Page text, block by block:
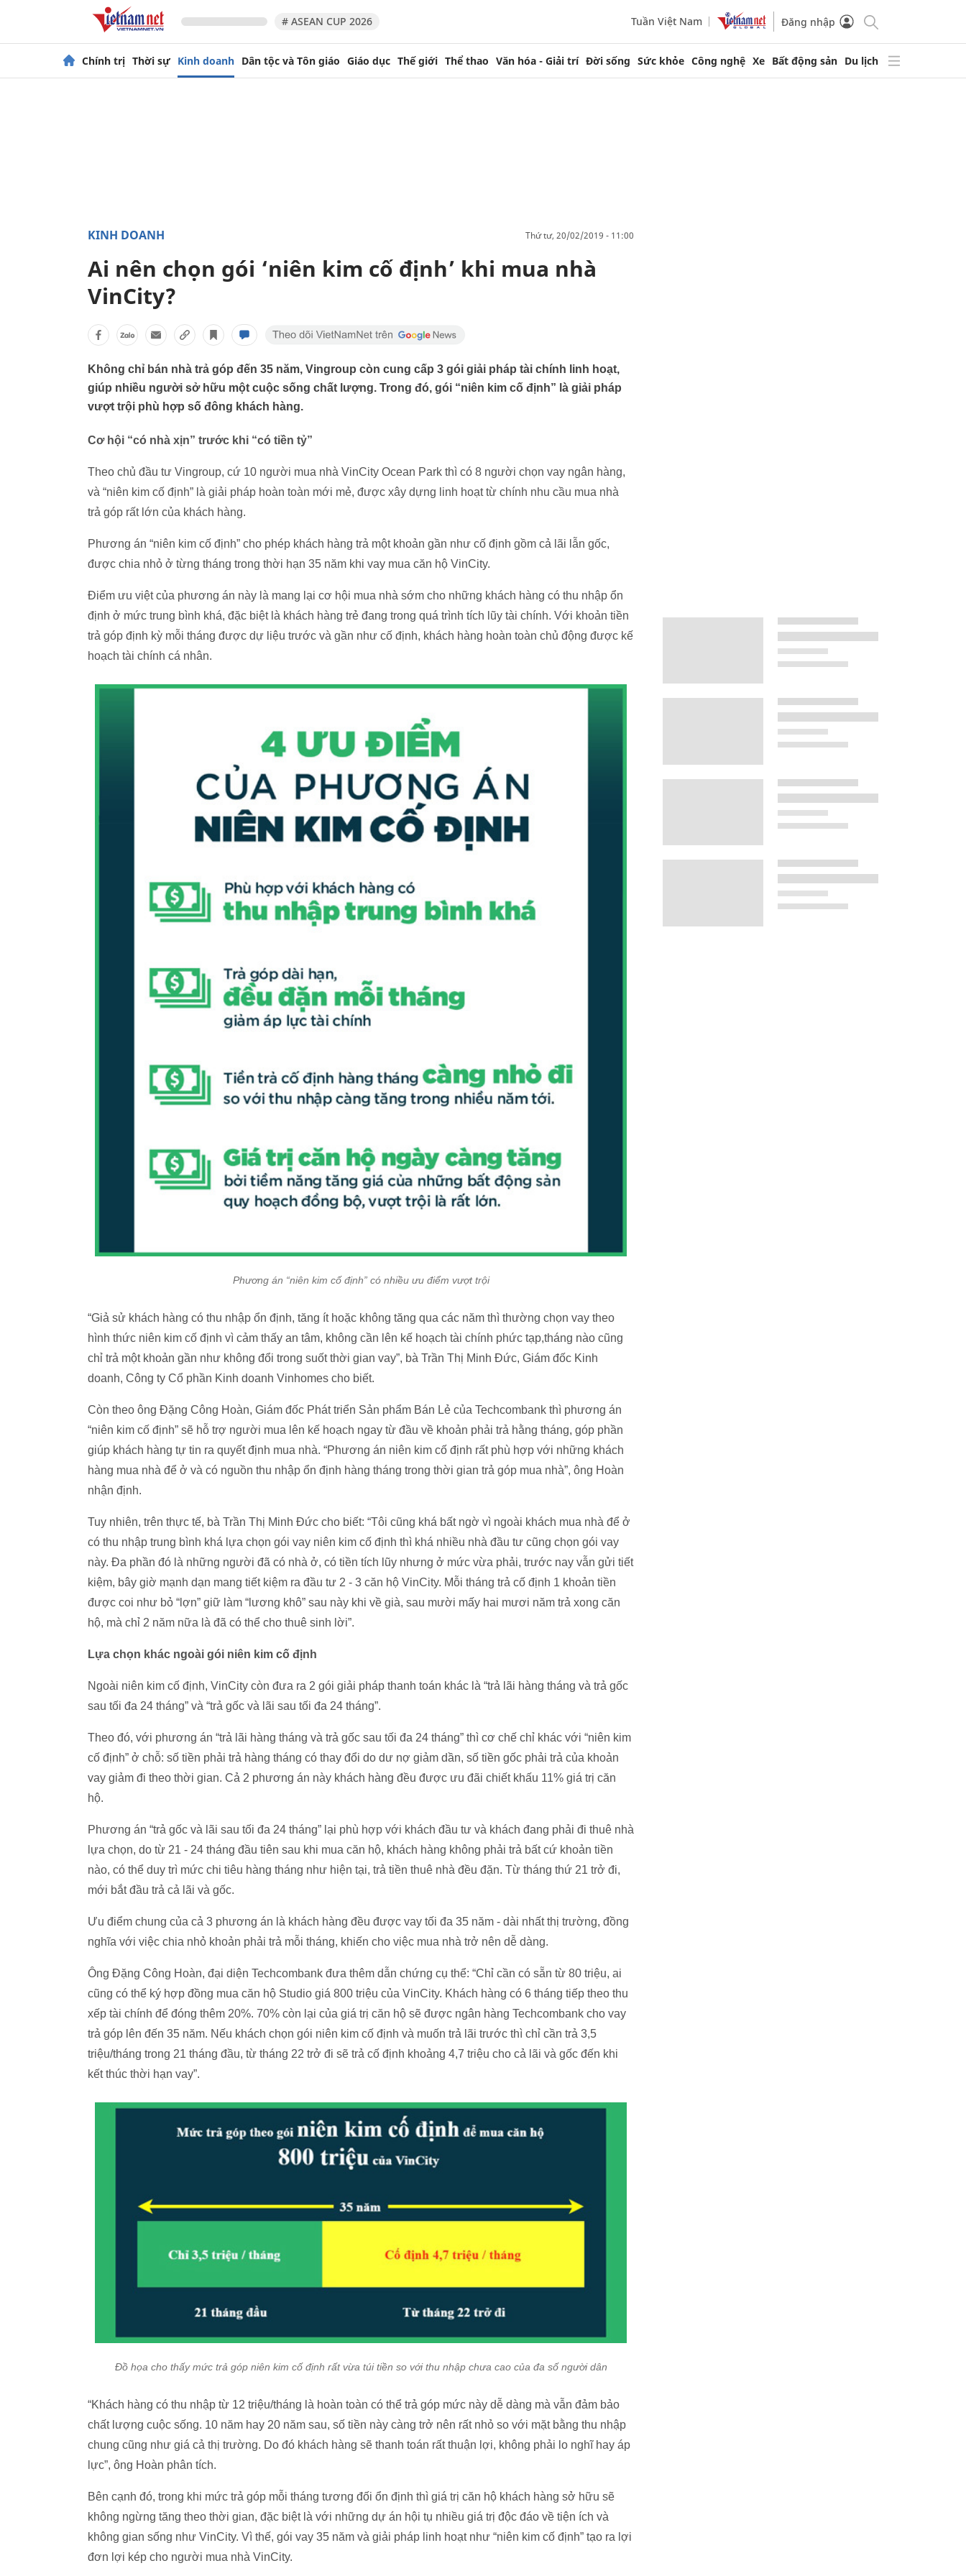
# ASEAN CUP 2026 Tuần Việt Nam Đăng nhập
Chính trị Thời sự Kinh doanh Dân tộc và Tôn giáo Giáo dục Thế giới Thể thao Văn hóa - Giải trí Đời sống Sức khỏe Công nghệ Xe Bất động sản Du lịch
KINH DOANH thứ tư, 20/02/2019 - 11:00
Ai nên chọn gói ‘niên kim cố định’ khi mua nhà
VinCity?
Không chỉ bán nhà trả góp đến 35 năm, Vingroup còn cung cấp 3 gói giải pháp tài chính linh hoạt,
giúp nhiều người sở hữu một cuộc sống chất lượng. Trong đó, gói “niên kim cố định” là giải pháp
vượt trội phù hợp số đông khách hàng.
Cơ hội “có nhà xịn” trước khi “có tiền tỷ”
Theo chủ đầu tư Vingroup, cứ 10 người mua nhà VinCity Ocean Park thì có 8 người chọn vay ngân hàng,
và “niên kim cố định” là giải pháp hoàn toàn mới mẻ, được xây dựng linh hoạt từ chính nhu cầu mua nhà
trả góp rất lớn của khách hàng.
Phương án “niên kim cố định” cho phép khách hàng trả một khoản gần như cố định gồm cả lãi lẫn gốc,
được chia nhỏ ở từng tháng trong thời hạn 35 năm khi vay mua căn hộ VinCity.
Điểm ưu việt của phương án này là mang lại cơ hội mua nhà sớm cho những khách hàng có thu nhập ổn
định ở mức trung bình khá, đặc biệt là khách hàng trẻ đang trong quá trình tích lũy tài chính. Với khoản tiền
trả góp định kỳ mỗi tháng được dự liệu trước và gần như cố định, khách hàng hoàn toàn chủ động được kế
hoạch tài chính cá nhân.
Phương án “niên kim cố định” có nhiều ưu điểm vượt trội
“Giả sử khách hàng có thu nhập ổn định, tăng ít hoặc không tăng qua các năm thì thường chọn vay theo
hình thức niên kim cố định vì cảm thấy an tâm, không cần lên kế hoạch tài chính phức tạp,tháng nào cũng
chỉ trả một khoản gần như không đổi trong suốt thời gian vay”, bà Trần Thị Minh Đức, Giám đốc Kinh
doanh, Công ty Cổ phần Kinh doanh Vinhomes cho biết.
Còn theo ông Đặng Công Hoàn, Giám đốc Phát triển Sản phẩm Bán Lẻ của Techcombank thì phương án
“niên kim cố định” sẽ hỗ trợ người mua lên kế hoạch ngay từ đầu về khoản phải trả hằng tháng, góp phần
giúp khách hàng tự tin ra quyết định mua nhà. “Phương án niên kim cố định rất phù hợp với những khách
hàng mua nhà để ở và có nguồn thu nhập ổn định hàng tháng trong thời gian trả góp mua nhà”, ông Hoàn
nhận định.
Tuy nhiên, trên thực tế, bà Trần Thị Minh Đức cho biết: “Tôi cũng khá bất ngờ vì ngoài khách mua nhà để ở
có thu nhập trung bình khá lựa chọn gói vay niên kim cố định thì khá nhiều nhà đầu tư cũng chọn gói vay
này. Đa phần đó là những người đã có nhà ở, có tiền tích lũy nhưng ở mức vừa phải, trước nay vẫn gửi tiết
kiệm, bây giờ mạnh dạn mang tiết kiệm ra đầu tư 2 - 3 căn hộ VinCity. Mỗi tháng trả cố định 1 khoản tiền
được coi như bỏ “lợn” giữ làm “lương khô” sau này khi về già, sau mười mấy hai mươi năm trả xong căn
hộ, mà chỉ 2 năm nữa là đã có thể cho thuê sinh lời”.
Lựa chọn khác ngoài gói niên kim cố định
Ngoài niên kim cố định, VinCity còn đưa ra 2 gói giải pháp thanh toán khác là “trả lãi hàng tháng và trả gốc
sau tối đa 24 tháng” và “trả gốc và lãi sau tối đa 24 tháng”.
Theo đó, với phương án “trả lãi hàng tháng và trả gốc sau tối đa 24 tháng” thì cơ chế chỉ khác với “niên kim
cố định” ở chỗ: số tiền phải trả hàng tháng có thay đổi do dư nợ giảm dần, số tiền gốc phải trả của khoản
vay giảm đi theo thời gian. Cả 2 phương án này khách hàng đều được ưu đãi chiết khấu 11% giá trị căn
hộ.
Phương án “trả gốc và lãi sau tối đa 24 tháng” lại phù hợp với khách đầu tư và khách đang phải đi thuê nhà
lựa chọn, do từ 21 - 24 tháng đầu tiên sau khi mua căn hộ, khách hàng không phải trả bất cứ khoản tiền
nào, có thể duy trì mức chi tiêu hàng tháng như hiện tại, trả tiền thuê nhà đều đặn. Từ tháng thứ 21 trở đi,
mới bắt đầu trả cả lãi và gốc.
Ưu điểm chung của cả 3 phương án là khách hàng đều được vay tối đa 35 năm - dài nhất thị trường, đồng
nghĩa với việc chia nhỏ khoản phải trả mỗi tháng, khiến cho việc mua nhà trở nên dễ dàng.
Ông Đặng Công Hoàn, đại diện Techcombank đưa thêm dẫn chứng cụ thể: “Chỉ cần có sẵn từ 80 triệu, ai
cũng có thể ký hợp đồng mua căn hộ Studio giá 800 triệu của VinCity. Khách hàng có 6 tháng tiếp theo thu
xếp tài chính để đóng thêm 20%. 70% còn lại của giá trị căn hộ sẽ được ngân hàng Techcombank cho vay
trả góp lên đến 35 năm. Nếu khách chọn gói niên kim cố định và muốn trả lãi trước thì chỉ cần trả 3,5
triệu/tháng trong 21 tháng đầu, từ tháng 22 trở đi sẽ trả cố định khoảng 4,7 triệu cho cả lãi và gốc đến khi
kết thúc thời hạn vay”.
Đồ họa cho thấy mức trả góp niên kim cố định rất vừa túi tiền so với thu nhập chưa cao của đa số người dân
“Khách hàng có thu nhập từ 12 triệu/tháng là hoàn toàn có thể trả góp mức này dễ dàng mà vẫn đảm bảo
chất lượng cuộc sống. 10 năm hay 20 năm sau, số tiền này càng trở nên rất nhỏ so với mặt bằng thu nhập
chung cũng như giá cả thị trường. Do đó khách hàng sẽ thanh toán rất thuận lợi, không phải lo nghĩ hay áp
lực”, ông Hoàn phân tích.
Bên cạnh đó, trong khi mức trả góp mỗi tháng tương đối ổn định thì giá trị căn hộ khách hàng sở hữu sẽ
không ngừng tăng theo thời gian, đặc biệt là với những dự án hội tụ nhiều giá trị độc đáo về tiện ích và
không gian sống như VinCity. Vì thế, gói vay 35 năm và giải pháp linh hoạt như “niên kim cố định” tạo ra lợi
đơn lợi kép cho người mua nhà VinCity.